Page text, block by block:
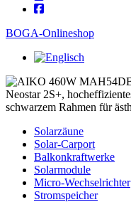
BOGA-Onlineshop
Solarzäune
Solar-Carport
Balkonkraftwerke
Solarmodule
Micro-Wechselrichter
Stromspeicher